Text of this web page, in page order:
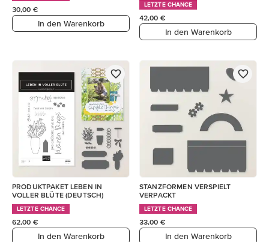
30,00 €
In den Warenkorb
LETZTE CHANCE
42,00 €
In den Warenkorb
PRODUKTPAKET LEBEN IN
VOLLER BLÜTE (DEUTSCH)
LETZTE CHANCE
62,00 €
In den Warenkorb
STANZFORMEN VERSPIELT
VERPACKT
LETZTE CHANCE
33,00 €
In den Warenkorb